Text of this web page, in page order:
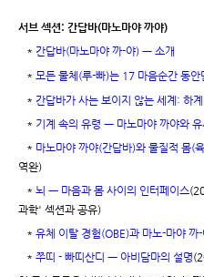
서브 섹션: 간답바(마노마야 까야)
* 간답바(마노마야 까-야) ㅡ 소개
* 모든 물체(루-빠)는 17 마음순간 동안
* 간답바가 사는 보이지 않는 세계: 하
* 기계 속의 유령 ㅡ 마노마야 까야와
* 마노마야 까야(간답바)와 물질적 몸(
역완)
* 뇌 ㅡ 마음과 몸 사이의 인터페이스
과학' 섹션과 공유)
* 유체 이탈 경험(OBE)과 마노-마야 까
* 쭈띠 - 빠띠산디 ㅡ 아비담마의 설명